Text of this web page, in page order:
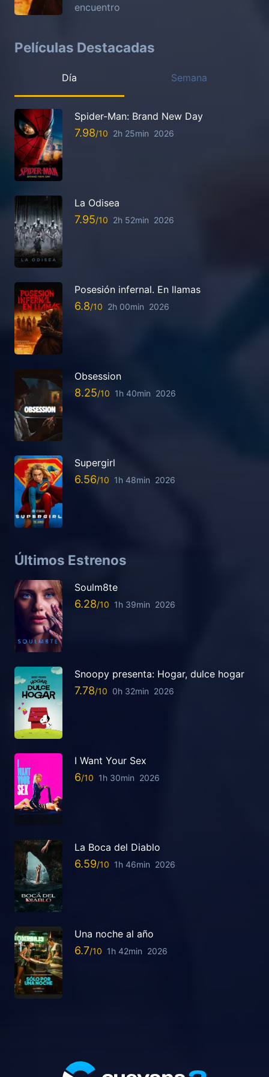
encuentro
Películas Destacadas
Día Semana
Spider-Man: Brand New Day
7.98 2h 25min 2026
La Odisea
7.95 2h 52min 2026
Posesión infernal. En llamas
6.8 2h 00min 2026
Obsession
8.25 1h 40min 2026
Supergirl
6.56 1h 48min 2026
Últimos Estrenos
Soulm8te
6.28 1h 39min 2026
Snoopy presenta: Hogar, dulce hogar
7.78 0h 32min 2026
I Want Your Sex
6 1h 30min 2026
La Boca del Diablo
6.59 1h 46min 2026
Una noche al año
6.7 1h 42min 2026